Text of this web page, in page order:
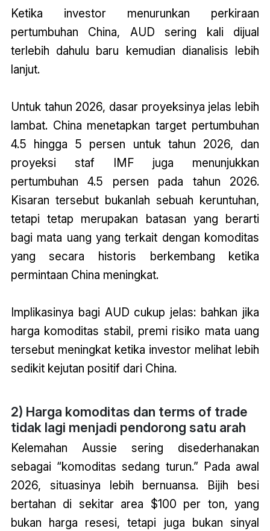
Ketika investor menurunkan perkiraan
pertumbuhan China, AUD sering kali dijual
terlebih dahulu baru kemudian dianalisis lebih
lanjut.
Untuk tahun 2026, dasar proyeksinya jelas lebih
lambat. China menetapkan target pertumbuhan
4.5 hingga 5 persen untuk tahun 2026, dan
proyeksi staf IMF juga menunjukkan
pertumbuhan 4.5 persen pada tahun 2026.
Kisaran tersebut bukanlah sebuah keruntuhan,
tetapi tetap merupakan batasan yang berarti
bagi mata uang yang terkait dengan komoditas
yang secara historis berkembang ketika
permintaan China meningkat.
Implikasinya bagi AUD cukup jelas: bahkan jika
harga komoditas stabil, premi risiko mata uang
tersebut meningkat ketika investor melihat lebih
sedikit kejutan positif dari China.
2) Harga komoditas dan terms of trade
tidak lagi menjadi pendorong satu arah
Kelemahan Aussie sering disederhanakan
sebagai “komoditas sedang turun.” Pada awal
2026, situasinya lebih bernuansa. Bijih besi
bertahan di sekitar area $100 per ton, yang
bukan harga resesi, tetapi juga bukan sinyal